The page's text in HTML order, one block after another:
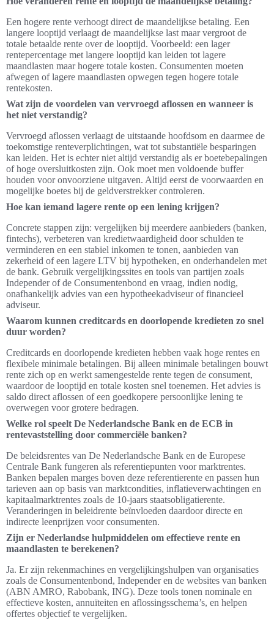
Een hogere rente verhoogt direct de maandelijkse betaling. Een
langere looptijd verlaagt de maandelijkse last maar vergroot de
totale betaalde rente over de looptijd. Voorbeeld: een lager
rentepercentage met langere looptijd kan leiden tot lagere
maandlasten maar hogere totale kosten. Consumenten moeten
afwegen of lagere maandlasten opwegen tegen hogere totale
rentekosten.
Wat zijn de voordelen van vervroegd aflossen en wanneer is
het niet verstandig?
Vervroegd aflossen verlaagt de uitstaande hoofdsom en daarmee de
toekomstige renteverplichtingen, wat tot substantiële besparingen
kan leiden. Het is echter niet altijd verstandig als er boetebepalingen
of hoge oversluitkosten zijn. Ook moet men voldoende buffer
houden voor onvoorziene uitgaven. Altijd eerst de voorwaarden en
mogelijke boetes bij de geldverstrekker controleren.
Hoe kan iemand lagere rente op een lening krijgen?
Concrete stappen zijn: vergelijken bij meerdere aanbieders (banken,
fintechs), verbeteren van kredietwaardigheid door schulden te
verminderen en een stabiel inkomen te tonen, aanbieden van
zekerheid of een lagere LTV bij hypotheken, en onderhandelen met
de bank. Gebruik vergelijkingssites en tools van partijen zoals
Independer of de Consumentenbond en vraag, indien nodig,
onafhankelijk advies van een hypotheekadviseur of financieel
adviseur.
Waarom kunnen creditcards en doorlopende kredieten zo snel
duur worden?
Creditcards en doorlopende kredieten hebben vaak hoge rentes en
flexibele minimale betalingen. Bij alleen minimale betalingen bouwt
rente zich op en werkt samengestelde rente tegen de consument,
waardoor de looptijd en totale kosten snel toenemen. Het advies is
saldo direct aflossen of een goedkopere persoonlijke lening te
overwegen voor grotere bedragen.
Welke rol speelt De Nederlandsche Bank en de ECB in
rentevaststelling door commerciële banken?
De beleidsrentes van De Nederlandsche Bank en de Europese
Centrale Bank fungeren als referentiepunten voor marktrentes.
Banken bepalen marges boven deze referentierente en passen hun
tarieven aan op basis van marktcondities, inflatieverwachtingen en
kapitaalmarktrentes zoals de 10‑jaars staatsobligatierente.
Veranderingen in beleidrente beïnvloeden daardoor directe en
indirecte leenprijzen voor consumenten.
Zijn er Nederlandse hulpmiddelen om effectieve rente en
maandlasten te berekenen?
Ja. Er zijn rekenmachines en vergelijkingshulpen van organisaties
zoals de Consumentenbond, Independer en de websites van banken
(ABN AMRO, Rabobank, ING). Deze tools tonen nominale en
effectieve kosten, annuïteiten en aflossingsschema’s, en helpen
offertes objectief te vergelijken.